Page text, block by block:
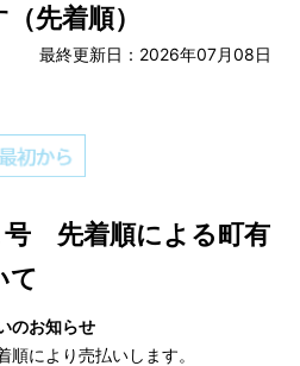
先着順）
最終更新日：2026年07月08日
号 先着順による町有
て
のお知らせ
により売払いします。